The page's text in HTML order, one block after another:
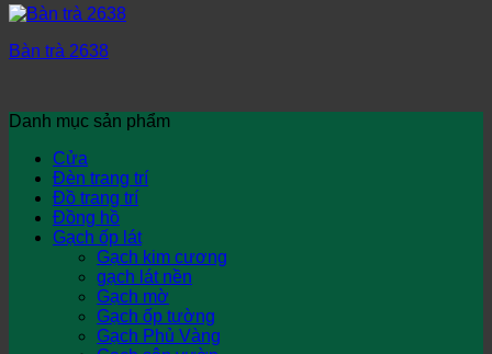
Bàn trà 2638
Danh mục sản phẩm
Cửa
Đèn trang trí
Đồ trang trí
Đồng hồ
Gạch ốp lát
Gạch kim cương
gạch lát nền
Gạch mờ
Gạch ốp tường
Gạch Phủ Vàng